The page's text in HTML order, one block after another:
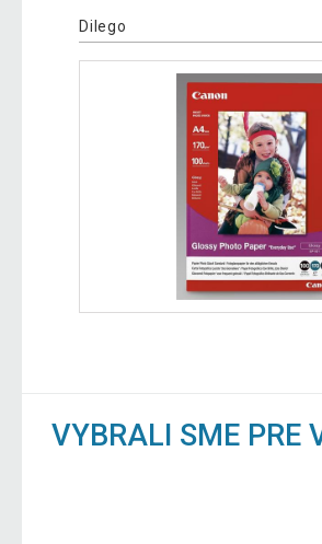
Dilego
VYBRALI SME PRE